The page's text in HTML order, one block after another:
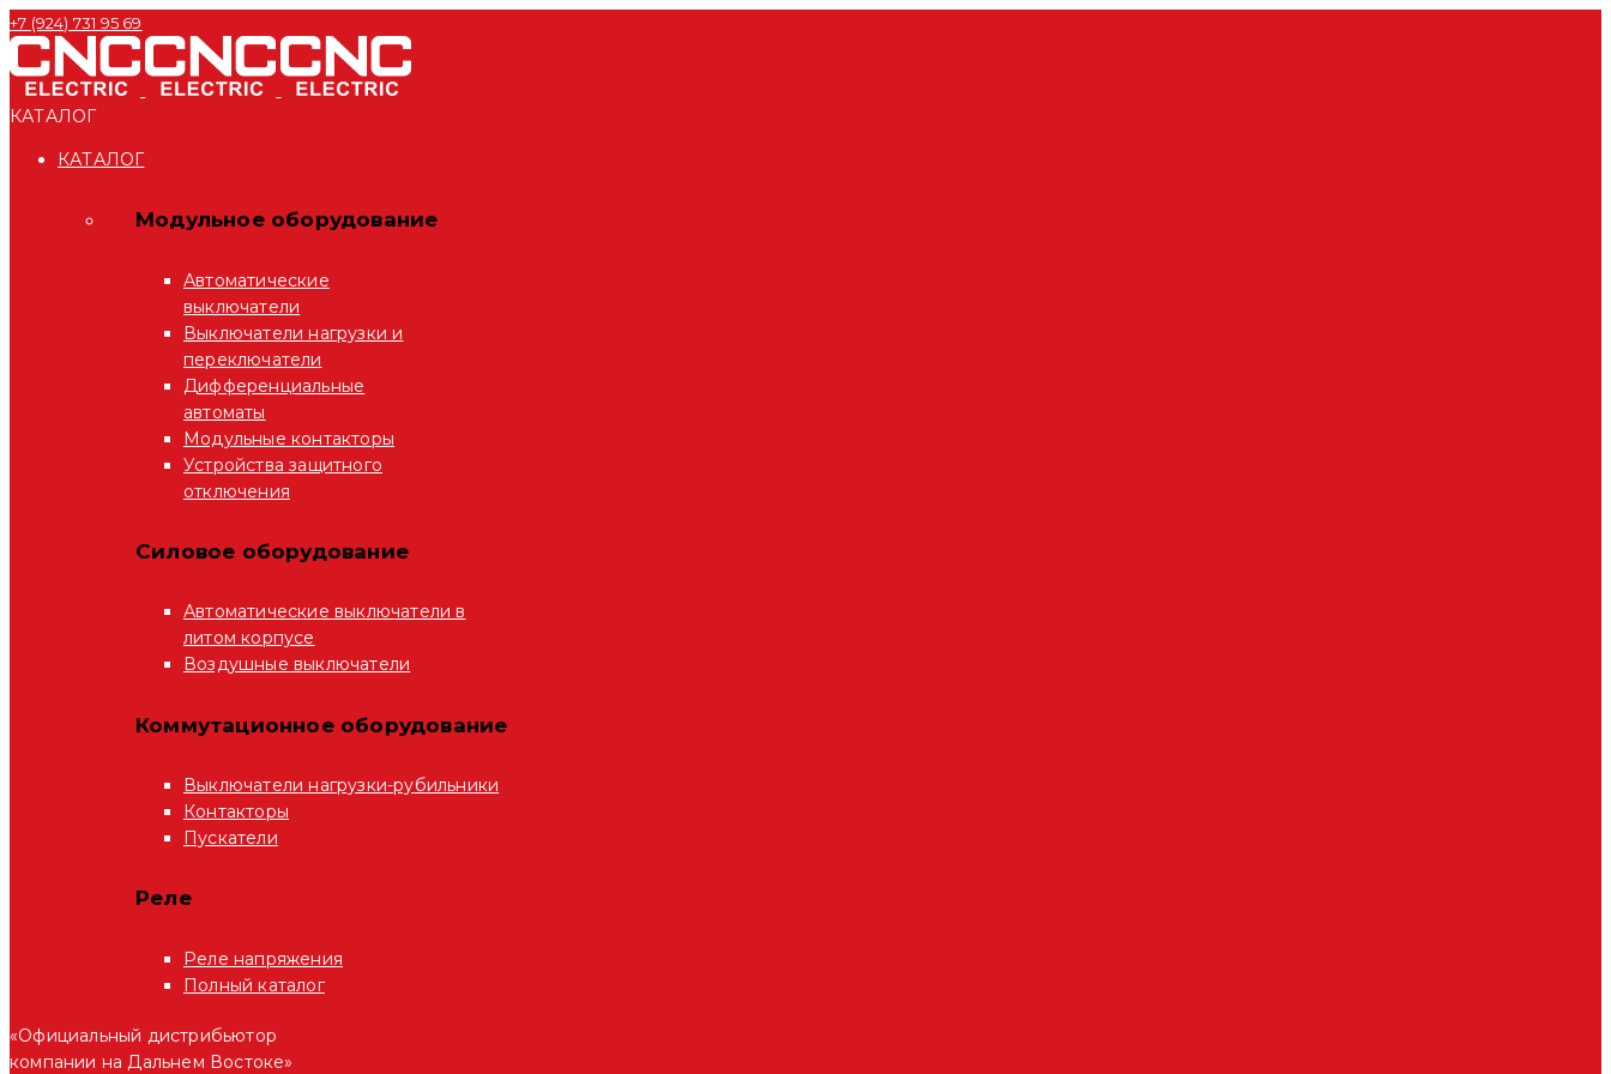
+7 (924) 731 95 69
КАТАЛОГ
КАТАЛОГ
Модульное оборудование
Автоматические
выключатели
Выключатели нагрузки и
переключатели
Дифференциальные
автоматы
Модульные контакторы
Устройства защитного
отключения
Силовое оборудование
Автоматические выключатели в
литом корпусе
Воздушные выключатели
Коммутационное оборудование
Выключатели нагрузки-рубильники
Контакторы
Пускатели
Реле
Реле напряжения
Полный каталог
«Официальный дистрибьютор
компании на Дальнем Востоке»